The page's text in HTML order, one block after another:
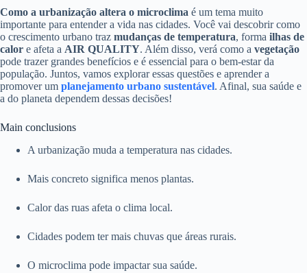
Como a urbanização altera o microclima é um tema muito
importante para entender a vida nas cidades. Você vai descobrir como
o crescimento urbano traz mudanças de temperatura, forma ilhas de
calor e afeta a AIR QUALITY. Além disso, verá como a vegetação
pode trazer grandes benefícios e é essencial para o bem-estar da
população. Juntos, vamos explorar essas questões e aprender a
promover um planejamento urbano sustentável. Afinal, sua saúde e
a do planeta dependem dessas decisões!
Main conclusions
A urbanização muda a temperatura nas cidades.
Mais concreto significa menos plantas.
Calor das ruas afeta o clima local.
Cidades podem ter mais chuvas que áreas rurais.
O microclima pode impactar sua saúde.